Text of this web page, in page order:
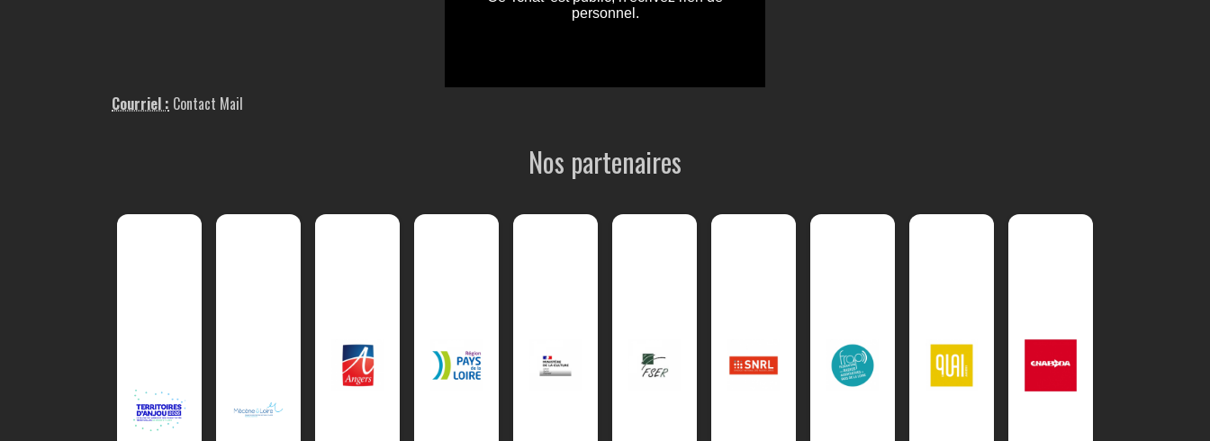
Courriel : Contact Mail
Nos partenaires